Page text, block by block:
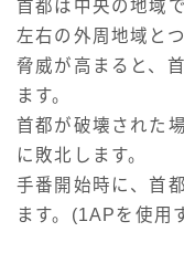
首都は中央の地域で
左右の外周地域と
脅威が高まると、
ます。
首都が破壊された
に敗北します。
手番開始時に、首
ます。(1APを使用